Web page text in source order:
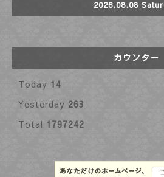
2026.08.08
カウンター
Today 14
Yesterday 263
Total 1797242